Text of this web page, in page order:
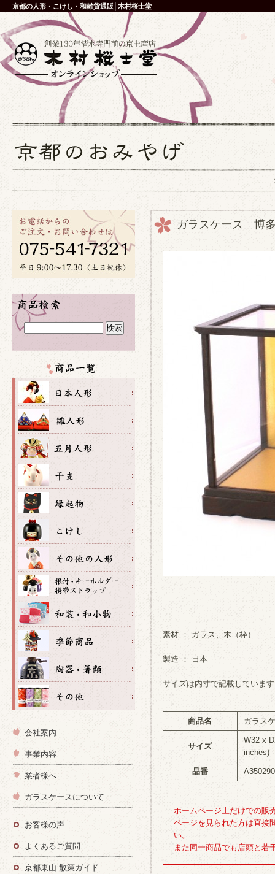
京都の人形・こけし・和雑貨通販│木村桜士堂
ガラスケース
素材 ： ガラス、木（枠）
製造 ： 日本
サイズは内寸で記載しています
商品名 ガラス
サイズ
W32 x
inches)
品番 A350290
ホームページ上だけでの販
ページを見られた方は直接
い。
また同一商品でも店頭と若
会社案内
事業内容
業者様へ
ガラスケースについて
お客様の声
よくあるご質問
京都東山 散策ガイド